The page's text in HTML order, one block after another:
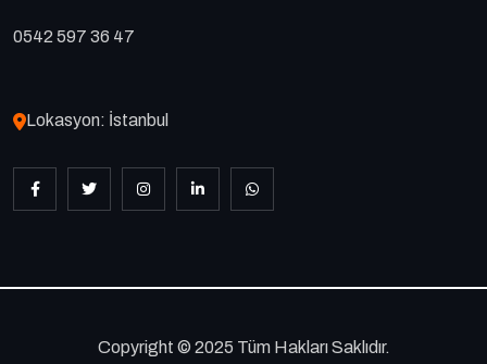
0542 597 36 47
Lokasyon: İstanbul
Copyright © 2025 Tüm Hakları Saklıdır.